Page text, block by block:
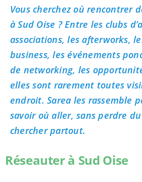
Vous cherchez où rencontrer
à Sud Oise ? Entre les clubs
associations, les afterworks,
business, les événements
de networking, les
elles sont rarement toutes
endroit. Sarea les rassemble
savoir où aller, sans perdre
chercher partout.
Réseauter à Sud Oise